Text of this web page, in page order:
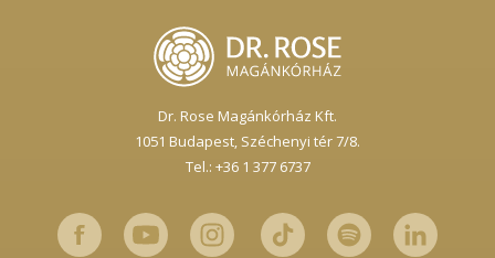
Dr. Rose Magánkórház Kft.
1051 Budapest,Széchenyi tér 7/8.
Tel.: +36 1 377 6737